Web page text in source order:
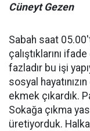
Cüneyt Gezen
Sabah saat
çalıştıklarını
fazladır bu işi
sosyal
ekmek çıkardık.
Sokağa çıkma
üretiyorduk.